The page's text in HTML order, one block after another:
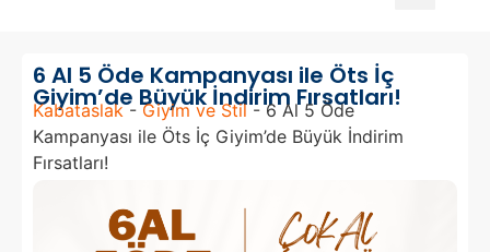
6 Al 5 Öde Kampanyası ile Öts İç
Giyim’de Büyük İndirim Fırsatları!
Kabataslak-Giyim ve Stil-6 Al 5 Öde
Kampanyası ile Öts İç Giyim’de Büyük İndirim
Fırsatları!